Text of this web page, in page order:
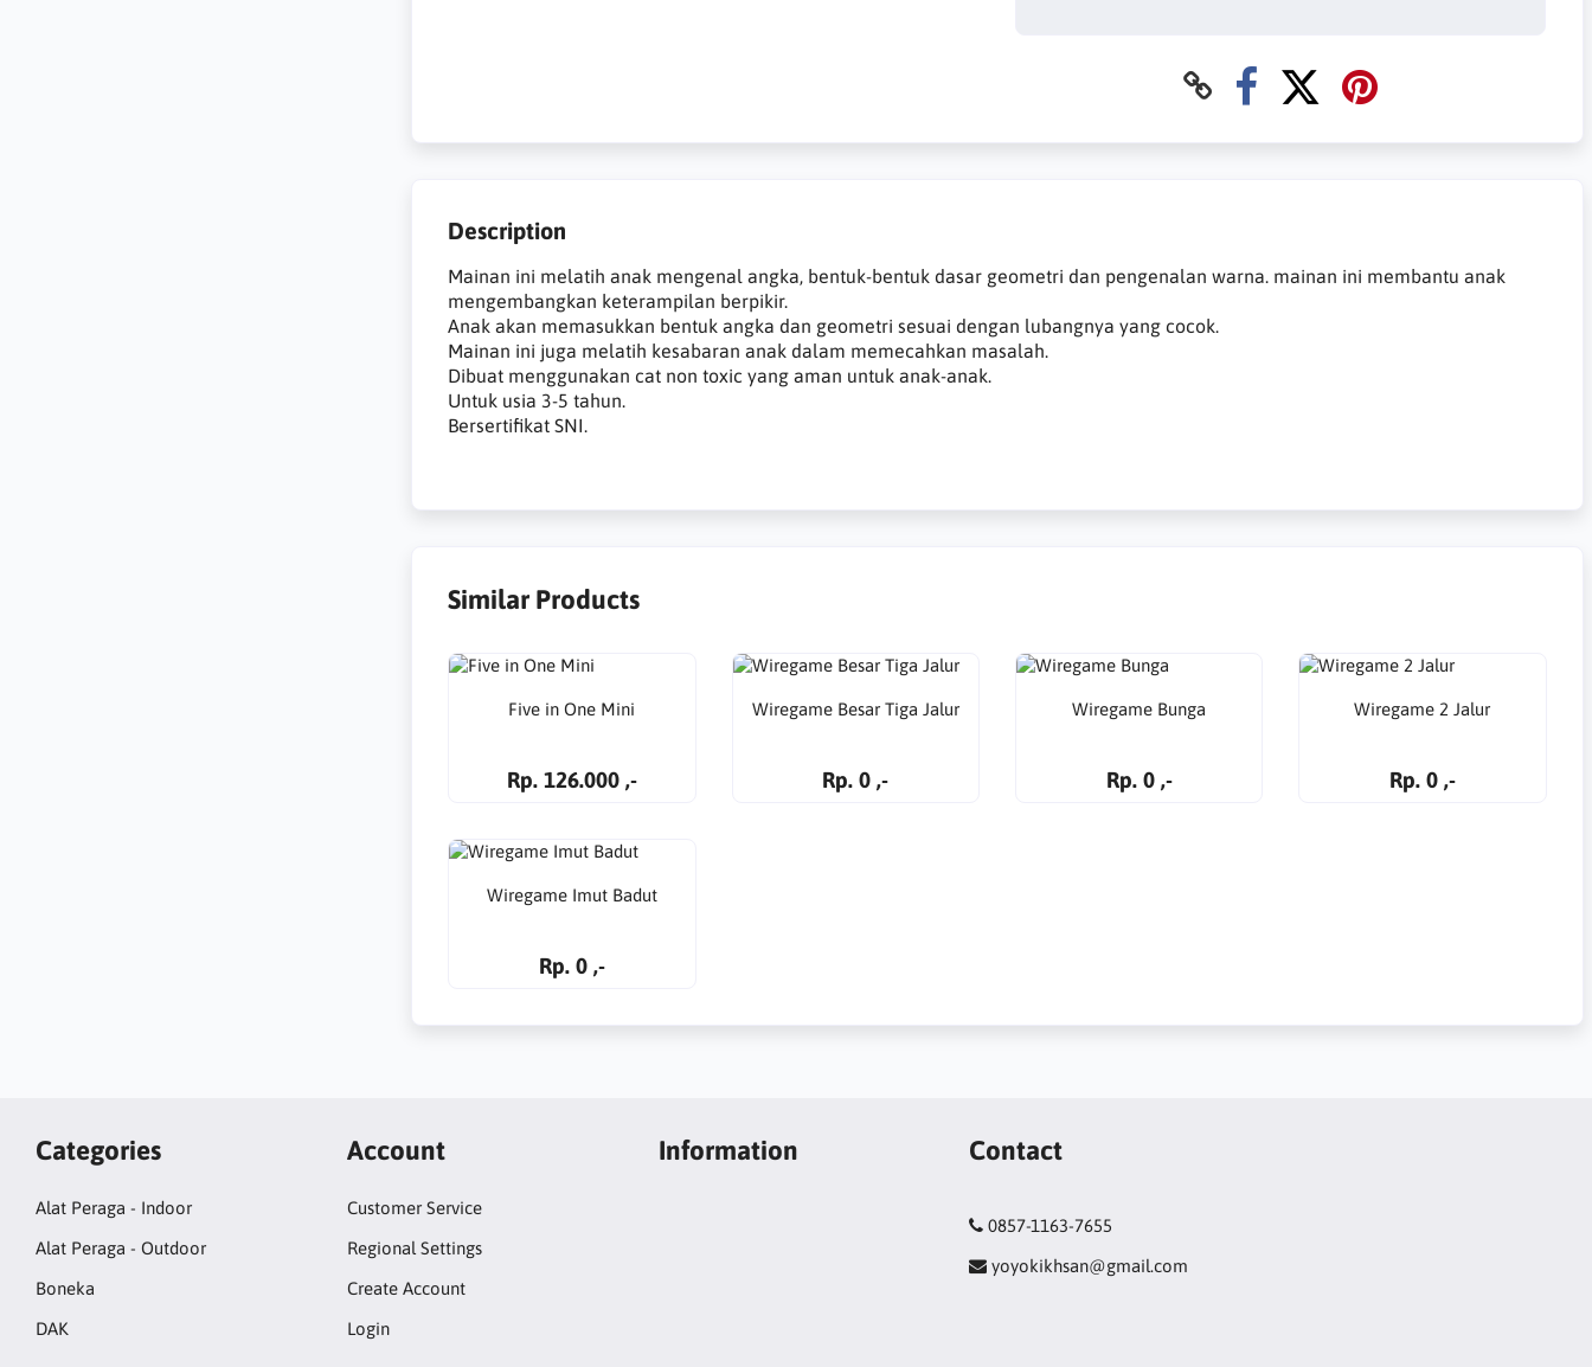
Description
Mainan ini melatih anak mengenal angka, bentuk-bentuk dasar geometri dan pengenalan warna. mainan ini membantu anak
mengembangkan keterampilan berpikir.
Anak akan memasukkan bentuk angka dan geometri sesuai dengan lubangnya yang cocok.
Mainan ini juga melatih kesabaran anak dalam memecahkan masalah.
Dibuat menggunakan cat non toxic yang aman untuk anak-anak.
Untuk usia 3-5 tahun.
Bersertifikat SNI.
Similar Products
Five in One Mini
Rp. 126.000 ,-
Wiregame Besar Tiga Jalur
Rp. 0 ,-
Wiregame Bunga
Rp. 0 ,-
Wiregame 2 Jalur
Rp. 0 ,-
Wiregame Imut Badut
Rp. 0 ,-
Categories
Alat Peraga - Indoor
Alat Peraga - Outdoor
Boneka
DAK
Account
Customer Service
Regional Settings
Create Account
Login
Information Contact
0857-1163-7655
yoyokikhsan@gmail.com